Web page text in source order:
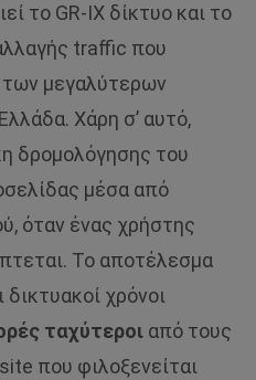
το GR-IX δίκτυο και το
traffic που
των μεγαλύτερων
Χάρη σ’ αυτό,
δρομολόγησης του
μέσα από
όταν ένας χρήστης
Το αποτέλεσμα
δικτυακοί χρόνοι
ταχύτεροι από τους
που φιλοξενείται